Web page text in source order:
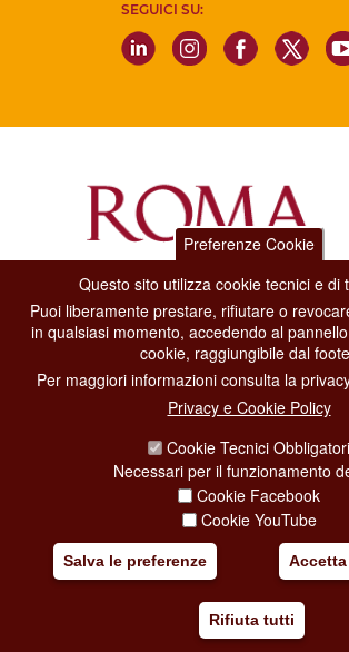
SEGUICI SU:
Dipartimento Grandi Eventi, Sport,
Via di San Basilio, 51
00187 Roma
CONTACT CENTER TEL. 06 06
CONTATTA LA REDAZIONE
SOCIAL MEDIA POLICY
COPYRIGHT
Preferenze Cookie
Questo sito utilizza cookie tecnici e di
Puoi liberamente prestare, rifiutare o
in qualsiasi momento, accedendo al
cookie, raggiungibile dal
Per maggiori informazioni consulta la
Privacy e Cookie Policy
Cookie Tecnici Obbligatori
Necessari per il funzionamento
Cookie Facebook
Cookie YouTube
Salva le preferenze
Rifiuta tutti